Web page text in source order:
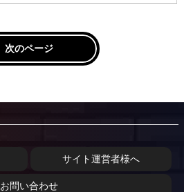
次のページ
サイト運営者様へ
お問い合わせ